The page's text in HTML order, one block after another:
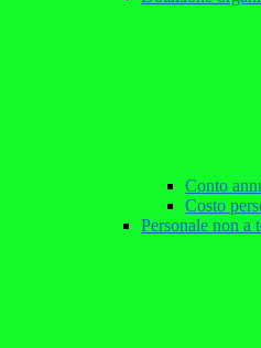
Conto
Costo
Personale non a